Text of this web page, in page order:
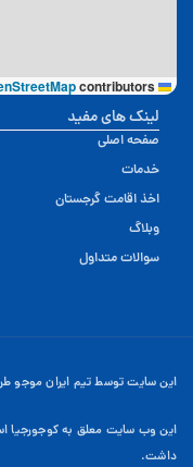
Leaflet
contributors
لینک های مفید
صفحه اصلی
خدمات
اخذ اقامت گرجستان
وبلاگ
سوالات متداول
این سایت توسط تیم ایران موجو
این وب سایت معلق به کوجورجیا
داشت.